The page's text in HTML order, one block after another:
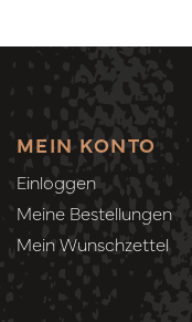
MEIN KONTO
Einloggen
Meine Bestellungen
Mein Wunschzettel